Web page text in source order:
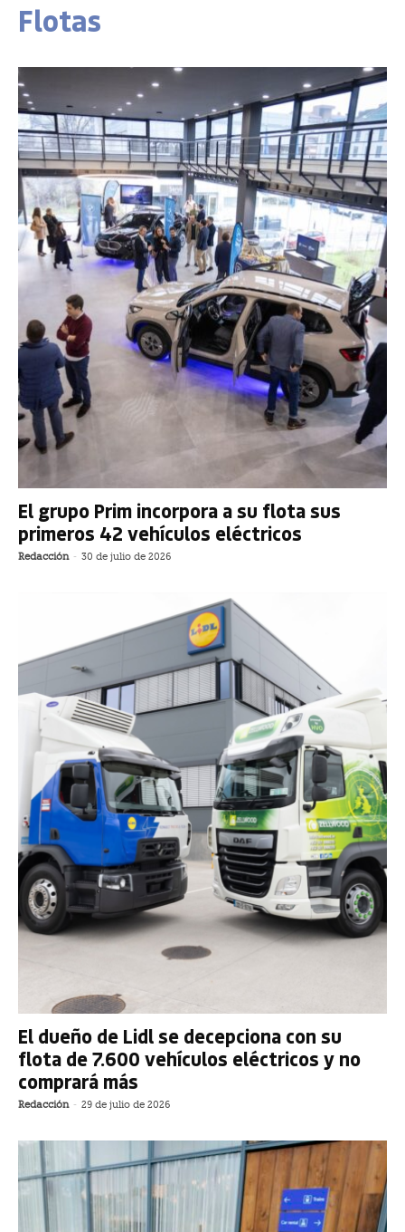
Flotas
El grupo Prim incorpora a su flota sus
primeros 42 vehículos eléctricos
Redacción - 30 de julio de 2026
El dueño de Lidl se decepciona con su
flota de 7.600 vehículos eléctricos y no
comprará más
Redacción - 29 de julio de 2026